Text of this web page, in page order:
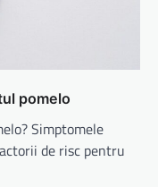
pomelo
Simptomele
de risc pentru